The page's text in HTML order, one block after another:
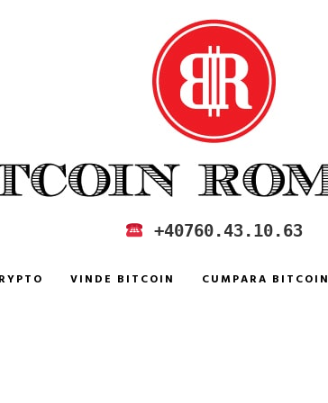
ROMANIA +40760.43.10.63
VINDE BITCOIN CUMPARA BITCOIN